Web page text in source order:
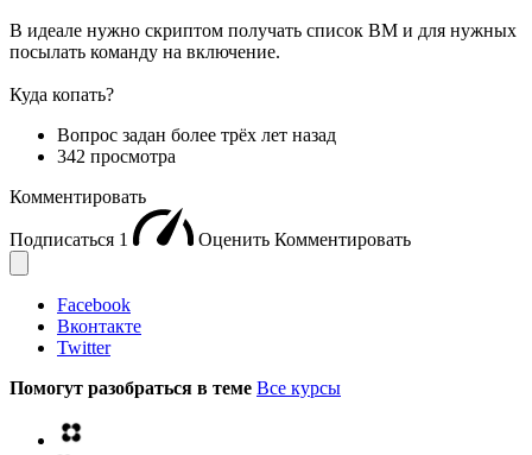
В идеале нужно скриптом получать список ВМ и для нужных
посылать команду на включение.
Куда копать?
Вопрос задан более трёх лет назад
342 просмотра
Комментировать
Подписаться 1 Оценить Комментировать
Facebook
Вконтакте
Twitter
Помогут разобраться в теме Все курсы